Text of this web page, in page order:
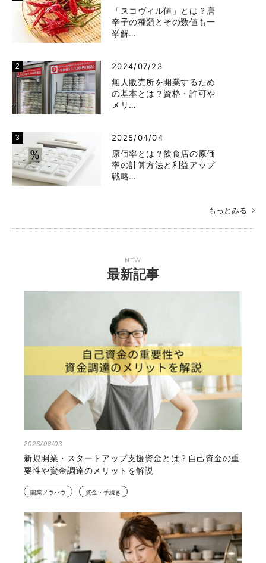
「スコヴィル値」とは？唐
辛子の種類とその数値も一
挙解…
2024/07/23
無人販売所を開業するため
の基本とは？資格・許可や
メリ…
2025/04/04
原価率とは？飲食店の原価
率の計算方法と利益アップ
戦略…
もっとみる
NEW
最新記事
2026/08/03
新規開業・スタートアップ支援資金とは？自己資金の重
要性や資金調達のメリットを解説
開業ノウハウ 資金・手続き